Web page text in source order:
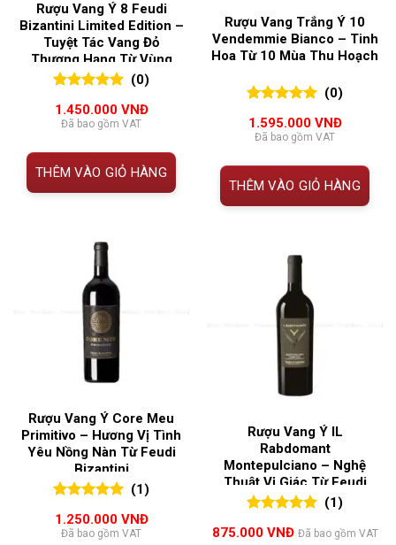
Rượu Vang Ý 8 Feudi
Bizantini Limited Edition –
Tuyệt Tác Vang Đỏ
Thượng Hạng Từ Vùng
Abruzzo
đánh giá
(0)
1.450.000 VNĐ
Đã bao gồm VAT
THÊM VÀO GIỎ HÀNG
Rượu Vang Trắng Ý 10
Vendemmie Bianco – Tinh
Hoa Từ 10 Mùa Thu Hoạch
đánh giá
(0)
1.595.000 VNĐ
Đã bao gồm VAT
THÊM VÀO GIỎ HÀNG
Rượu Vang Ý Core Meu
Primitivo – Hương Vị Tình
Yêu Nồng Nàn Từ Feudi
Bizantini
đánh giá
(1)
1.250.000 VNĐ
Đã bao gồm VAT
Rượu Vang Ý IL
Rabdomant
Montepulciano – Nghệ
Thuật Vị Giác Từ Feudi
Bizantini
đánh giá
(1)
875.000 VNĐ Đã bao gồm VAT